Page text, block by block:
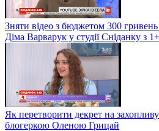
Зняти відео з бюджетом 300
Діма Варварук у студії Сніданку з
Як перетворити декрет на
блогеркою Оленою Грицай